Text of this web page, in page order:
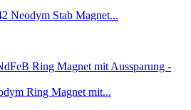
Neodym Stab Magnet...
Ring Magnet mit...